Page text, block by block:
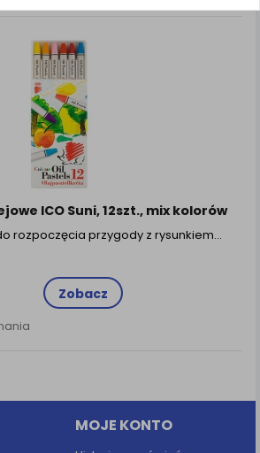
ICO Suni, 12szt., mix kolorów
rozpoczęcia przygody z rysunkiem…
Zobacz
MOJE KONTO
zgody lub ograniczyć jej
to zrobić . Te same informacje
na podstronie z naszą polityką
od 25 maja 2018.
zalogowanych, aby
realizację Umowy z Państwem i
działanie naszej strony
np. wysłanie potwierdzenia
email lub wyświetlenie
informacji o promocjach czy
ważna jest Państwa
której udzieliliście podczas
jest dobrowolna i można ją w
wycofać.
(rozwiń)
(rozwiń)